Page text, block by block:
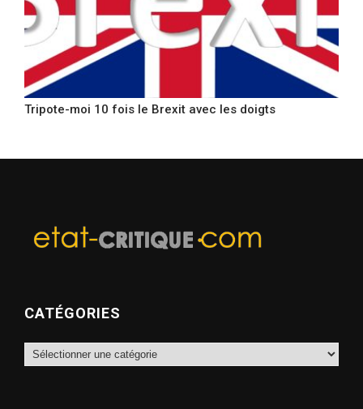
Tripote-moi 10 fois le Brexit avec les doigts
CATÉGORIES
Catégories